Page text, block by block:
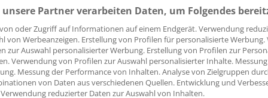
von und für Menschen mit chronisch-
(CED).
ihn ein Patient in Tübingen gegründet. Mittlerweile
Damit ist er zu einer der größten
Partner verarbeiten Daten, um Folgendes
oder Zugriff auf Informationen auf einem Endgerät. Verwendung
von Werbeanzeigen. Erstellung von Profilen für personalisierte
zur Auswahl personalisierter Werbung. Erstellung von Profilen zur
Verwendung von Profilen zur Auswahl personalisierter Inhalte.
Messung der Performance von Inhalten. Analyse von Zielgruppen
von Daten aus verschiedenen Quellen. Entwicklung und
reduzierter Daten zur Auswahl von Inhalten.